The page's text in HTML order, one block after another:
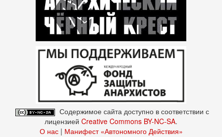
Содержимое сайта доступно в соответствии с
лицензией Creative Commons BY-NC-SA.
О нас| Манифест «Автономного Действия»